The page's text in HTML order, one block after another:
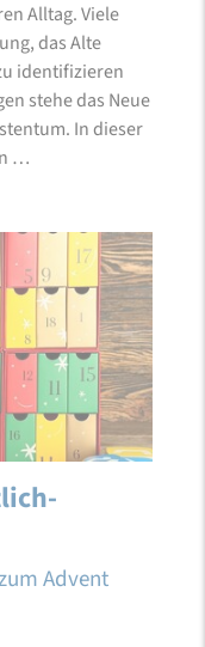
Alltag. Viele
das Alte
identifizieren
stehe das Neue
In dieser
…
Advent